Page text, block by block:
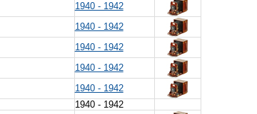
1940 - 1942
1940 - 1942
1940 - 1942
1940 - 1942
1940 - 1942
1940 - 1942